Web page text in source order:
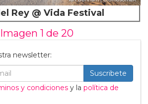
Rey @ Vida Festival
Imagen 1 de 20
newsletter:
Suscribete
y condiciones y la política de